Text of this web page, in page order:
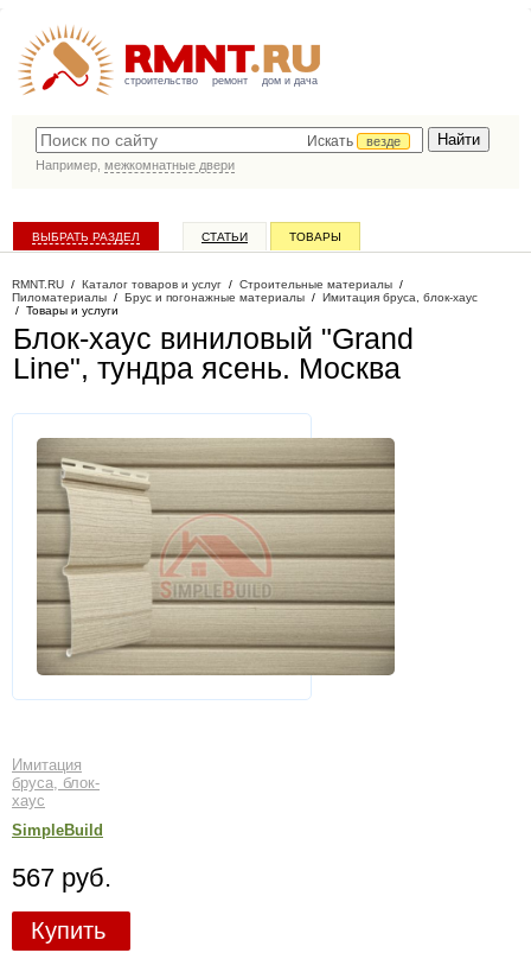
строительство ремонт дом и дача
Искать
везде
Например, межкомнатные двери
ВЫБРАТЬ РАЗДЕЛ СТАТЬИ ТОВАРЫ
RMNT.RU / Каталог товаров и услуг / Строительные материалы /
Пиломатериалы / Брус и погонажные материалы / Имитация бруса, блок-хаус
/ Товары и услуги
Блок-хаус виниловый "Grand
Line", тундра ясень. Москва
Имитация
бруса, блок-
хаус
SimpleBuild
567 руб.
Купить